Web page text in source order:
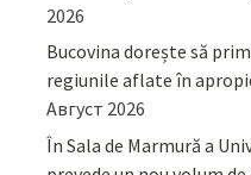
2026
Bucovina dorește să
regiunile aflate în
Август 2026
În Sala de Marmură a